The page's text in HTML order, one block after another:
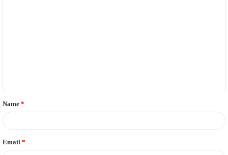
t
*
Name *
Email *